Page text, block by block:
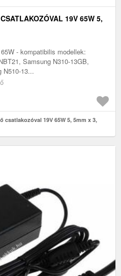
19V 65W 5,
- kompatibilis modellek:
Samsung N310-13GB,
N510-13...
19V 65W 5, 5mm x 3,